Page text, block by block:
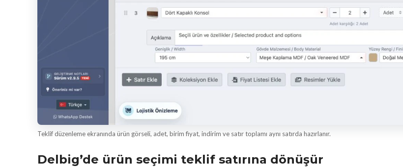
Teklif düzenleme ekranında ürün görseli, adet, birim fiyat, indirim ve satır toplamı aynı satırda hazırlanır.
Delbig’de ürün seçimi teklif satırına dönüşür